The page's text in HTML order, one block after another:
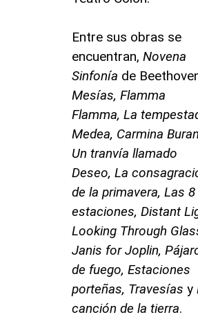
Entre sus obras se
encuentran, Novena
Sinfonía de
Mesías, Flamma
Flamma, La
Medea, Carmina
Un tranvía llamado
Deseo, La
de la primavera, Las 8
estaciones, Distant
Looking Through
Janis for Joplin,
de fuego, Estaciones
porteñas, Travesías y
canción de la tierra.